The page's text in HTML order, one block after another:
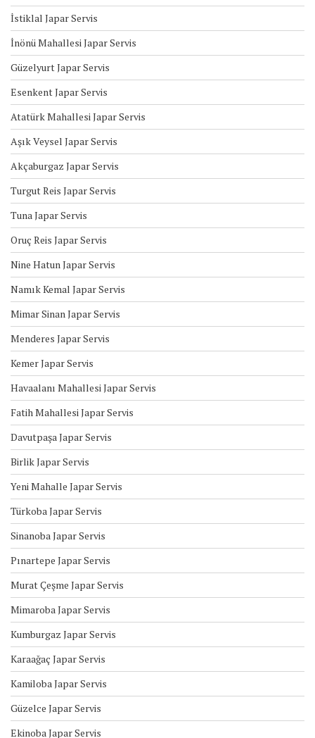
İstiklal Japar Servis
İnönü Mahallesi Japar Servis
Güzelyurt Japar Servis
Esenkent Japar Servis
Atatürk Mahallesi Japar Servis
Aşık Veysel Japar Servis
Akçaburgaz Japar Servis
Turgut Reis Japar Servis
Tuna Japar Servis
Oruç Reis Japar Servis
Nine Hatun Japar Servis
Namık Kemal Japar Servis
Mimar Sinan Japar Servis
Menderes Japar Servis
Kemer Japar Servis
Havaalanı Mahallesi Japar Servis
Fatih Mahallesi Japar Servis
Davutpaşa Japar Servis
Birlik Japar Servis
Yeni Mahalle Japar Servis
Türkoba Japar Servis
Sinanoba Japar Servis
Pınartepe Japar Servis
Murat Çeşme Japar Servis
Mimaroba Japar Servis
Kumburgaz Japar Servis
Karaağaç Japar Servis
Kamiloba Japar Servis
Güzelce Japar Servis
Ekinoba Japar Servis